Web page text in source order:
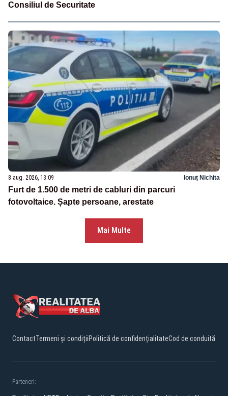
Consiliul de Securitate
8 aug. 2026, 13:09 Ionuț Nichita
Furt de 1.500 de metri de cabluri din parcuri
fotovoltaice. Șapte persoane, arestate
Mai Multe
ContactTermeni și condițiiPolitică de confidențialitateCod de conduită
Parteneri: